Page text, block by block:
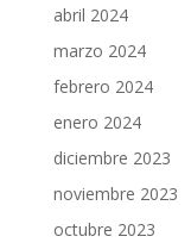
abril 2024
marzo 2024
febrero 2024
enero 2024
diciembre 2023
noviembre 2023
octubre 2023